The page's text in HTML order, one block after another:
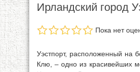
Ирландский город
Пока нет
Уэстпорт, расположенный на
Клю, – одно из красивейших